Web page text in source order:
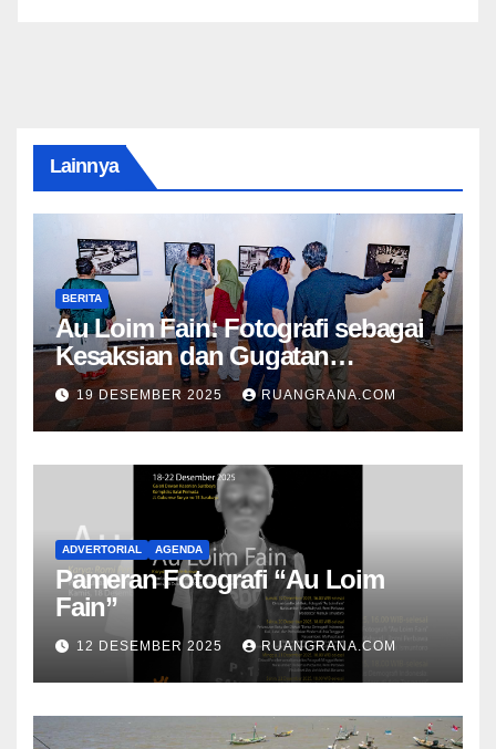
Lainnya
BERITA
Au Loim Fain: Fotografi sebagai
Kesaksian dan Gugatan
Kemanusiaan
19 DESEMBER 2025 RUANGRANA.COM
ADVERTORIAL AGENDA
Pameran Fotografi “Au Loim
Fain”
12 DESEMBER 2025 RUANGRANA.COM